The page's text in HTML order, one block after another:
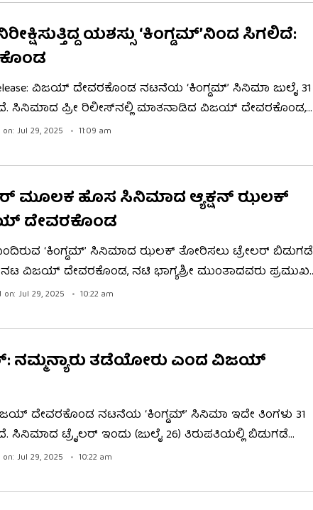
ಯಶಸ್ಸು ‘ಕಿಂಗ್ಡಮ್​’ನಿಂದ ಸಿಗಲಿದೆ:
release: ವಿಜಯ್ ದೇವರಕೊಂಡ ನಟನೆಯ ‘ಕಿಂಗ್ಡಮ್’ ಸಿನಿಮಾ ಜುಲೈ 31
ಸಿನಿಮಾದ ಪ್ರೀ ರಿಲೀಸ್​​ನಲ್ಲಿ ಮಾತನಾಡಿದ ವಿಜಯ್ ದೇವರಕೊಂಡ,
ಈ ಸಿನಿಮಾ ದೊಡ್ಡ ಹಿಟ್ ಆಗಲಿದೆ ಎಂದಿದ್ದಾರೆ. ಇದೊಂದು ಸ್ಪೈ
Jul 29, 2025 11:09 am
ಮೂಲಕ ಹೊಸ ಸಿನಿಮಾದ ಆ್ಯಕ್ಷನ್ ಝಲಕ್
ದೇವರಕೊಂಡ
‘ಕಿಂಗ್ಡಮ್’ ಸಿನಿಮಾದ ಝಲಕ್ ತೋರಿಸಲು ಟ್ರೇಲರ್ ಬಿಡುಗಡೆ
ವಿಜಯ್ ದೇವರಕೊಂಡ, ನಟಿ ಭಾಗ್ಯಶ್ರೀ ಮುಂತಾದವರು ಪ್ರಮುಖ
ಜುಲೈ 31ರಂದು ತೆಲುಗು, ತಮಿಳು ಮತ್ತು ಹಿಂದಿಯಲ್ಲಿ ‘ಕಿಂಗ್ಡಮ್’
on: Jul 29, 2025 10:22 am
ನಮ್ಮನ್ಯಾರು ತಡೆಯೋರು ಎಂದ ವಿಜಯ್
ವಿಜಯ್ ದೇವರಕೊಂಡ ನಟನೆಯ ‘ಕಿಂಗ್ಡಮ್’ ಸಿನಿಮಾ ಇದೇ ತಿಂಗಳು 31
ಸಿನಿಮಾದ ಟ್ರೈಲರ್ ಇಂದು (ಜುಲೈ 26) ತಿರುಪತಿಯಲ್ಲಿ ಬಿಡುಗಡೆ
ಆಯೋಜಿಸಿದ್ದ ಟ್ರೈಲರ್ ಬಿಡುಗಡೆ ಕಾರ್ಯಕ್ರಮದಲ್ಲಿ ವಿಜಯ್
Jul 29, 2025 10:22 am